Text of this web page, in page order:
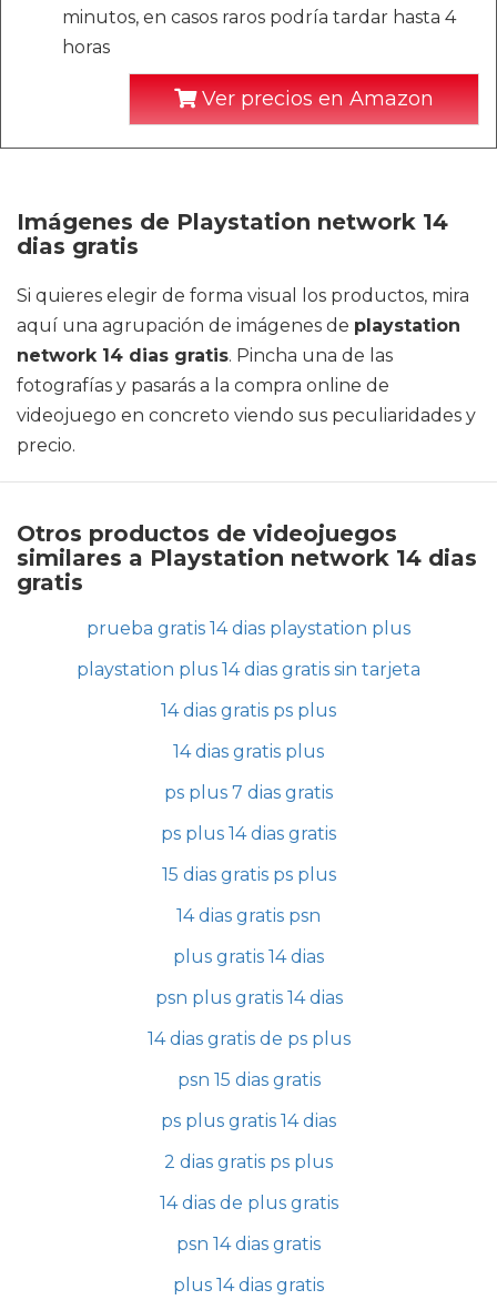
minutos, en casos raros podría tardar hasta 4
horas
Ver precios en Amazon
Imágenes de Playstation network 14
dias gratis
Si quieres elegir de forma visual los productos, mira
aquí una agrupación de imágenes de playstation
network 14 dias gratis. Pincha una de las
fotografías y pasarás a la compra online de
videojuego en concreto viendo sus peculiaridades y
precio.
Otros productos de videojuegos
similares a Playstation network 14 dias
gratis
prueba gratis 14 dias playstation plus
playstation plus 14 dias gratis sin tarjeta
14 dias gratis ps plus
14 dias gratis plus
ps plus 7 dias gratis
ps plus 14 dias gratis
15 dias gratis ps plus
14 dias gratis psn
plus gratis 14 dias
psn plus gratis 14 dias
14 dias gratis de ps plus
psn 15 dias gratis
ps plus gratis 14 dias
2 dias gratis ps plus
14 dias de plus gratis
psn 14 dias gratis
plus 14 dias gratis